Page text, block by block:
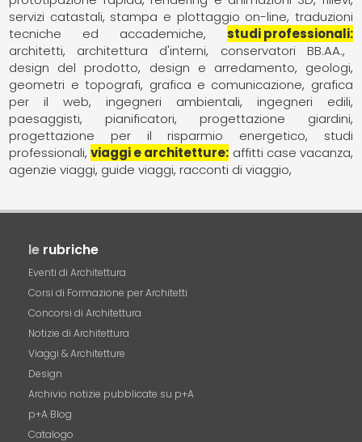
servizi catastali stampa e plottaggio on-line traduzioni
tecniche ed accademiche
studi professionali
architetti
architettura d'interni
conservatori BB.AA.
design del prodotto
design e arredamento
geologi
geometri e topografi grafica e comunicazione grafica
per il web
ingegneri ambientali
ingegneri edili
paesaggisti
pianificatori
progettazione giardini
progettazione per il risparmio energetico
studi
professionali viaggi e architetture affitti case vacanza
agenzie viaggi guide viaggi racconti di viaggio
le rubriche
Eventi di Architettura
Corsi di Formazione per Architetti
Concorsi di Architettura
Notizie di Architettura
Viaggi & Architetture
Design
Archivio notizie pubblicate su p+A
p+A Blog
Catalogo